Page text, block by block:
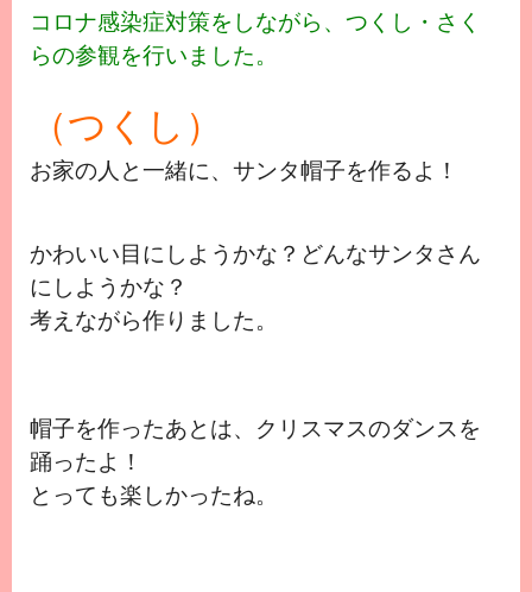
コロナ感染症対策をしながら、つくし・さく
らの参観を行いました。
（つくし）
お家の人と一緒に、サンタ帽子を作るよ！
かわいい目にしようかな？どんなサンタさん
にしようかな？
考えながら作りました。
帽子を作ったあとは、クリスマスのダンスを
踊ったよ！
とっても楽しかったね。